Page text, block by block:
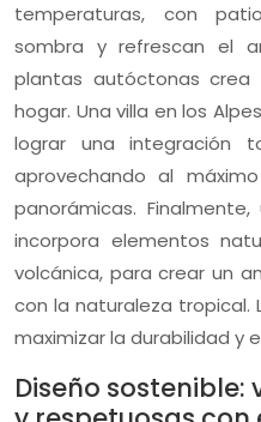
temperaturas, con
sombra y refrescan el
plantas autóctonas
hogar. Una villa en los
lograr una integración
aprovechando al
panorámicas.
incorpora elementos
volcánica, para crear un
con la naturaleza tropical.
maximizar la durabilidad y
Diseño